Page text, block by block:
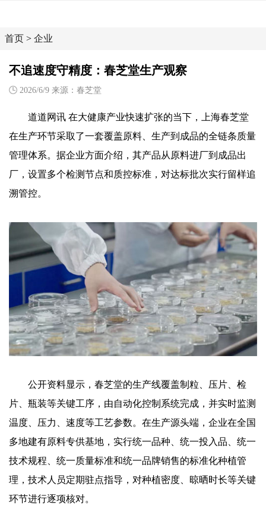
首页 > 企业
不追速度守精度：春芝堂生产观察
2026/6/9 来源：春芝堂
道道网讯 在大健康产业快速扩张的当下，上海春芝堂
在生产环节采取了一套覆盖原料、生产到成品的全链条质量
管理体系。据企业方面介绍，其产品从原料进厂到成品出
厂，设置多个检测节点和质控标准，对达标批次实行留样追
溯管控。
公开资料显示，春芝堂的生产线覆盖制粒、压片、检
片、瓶装等关键工序，由自动化控制系统完成，并实时监测
温度、压力、速度等工艺参数。在生产源头端，企业在全国
多地建有原料专供基地，实行统一品种、统一投入品、统一
技术规程、统一质量标准和统一品牌销售的标准化种植管
理，技术人员定期驻点指导，对种植密度、晾晒时长等关键
环节进行逐项核对。